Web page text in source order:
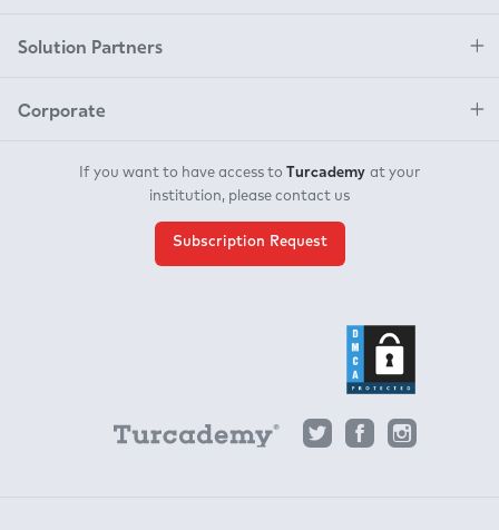
Solution Partners
Corporate
If you want to have access to Turcademy at your
institution, please contact us
Subscription Request